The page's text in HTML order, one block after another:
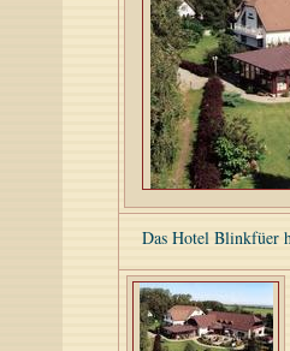
Das Hotel Blinkfüer